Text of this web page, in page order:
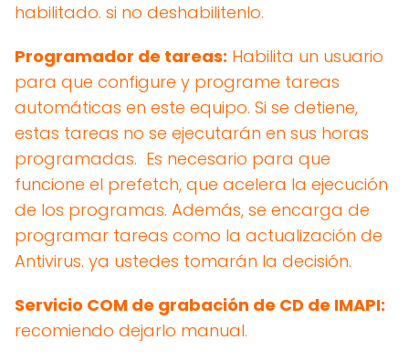
habilitado. si no deshabilitenlo.
Programador de tareas: Habilita un usuario
para que configure y programe tareas
automáticas en este equipo. Si se detiene,
estas tareas no se ejecutarán en sus horas
programadas. Es necesario para que
funcione el prefetch, que acelera la ejecución
de los programas. Además, se encarga de
programar tareas como la actualización de
Antivirus. ya ustedes tomarán la decisión.
Servicio COM de grabación de CD de IMAPI:
recomiendo dejarlo manual.